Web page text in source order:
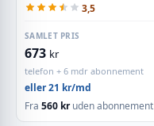
3,5
SAMLET PRIS
673 kr
telefon + 6 mdr abonnement
eller 21 kr/md
Fra 560 kruden abonnement